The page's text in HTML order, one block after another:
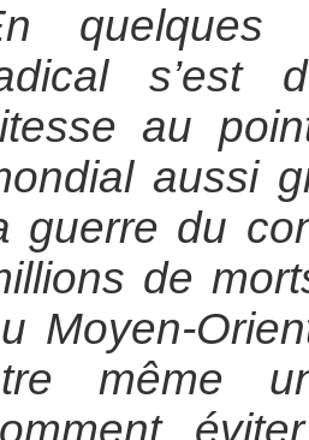
quelques
s’est
au
aussi
guerre du
de
Moyen-
même